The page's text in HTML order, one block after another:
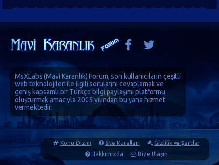
MsXLabs (Mavi Karanlık) Forum, son kullanıcıların çeşitli
web teknolojileri ile ilgili sorularını cevaplamak ve
geniş kapsamlı bir Türkçe bilgi paylaşımı platformu
oluşturmak amacıyla 2005 yılından bu yana hizmet
vermektedir.
Konu Dizini Site Kuralları
Gizlilik ve Şartlar
Hakkımızda
Bize Ulaşın